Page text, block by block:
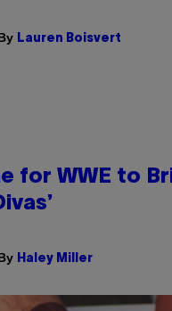
Lauren Boisvert
for WWE to
Haley Miller